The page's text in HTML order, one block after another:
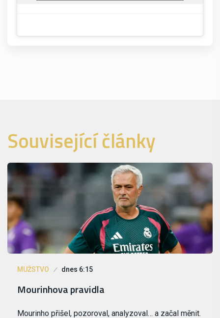
Související články
MUŽSTVO dnes 6:15
Mourinhova pravidla
Mourinho přišel, pozoroval, analyzoval… a začal měnit.